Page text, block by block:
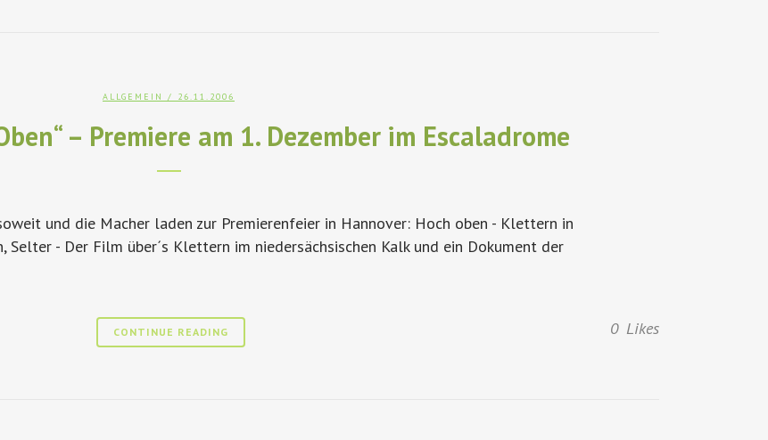
ALLGEMEIN / 26.11.2006
– Premiere am 1. Dezember im Escaladrome
und die Macher laden zur Premierenfeier in Hannover: Hoch oben - Klettern in
- Der Film über´s Klettern im niedersächsischen Kalk und ein Dokument der
CONTINUE READING 0 Likes